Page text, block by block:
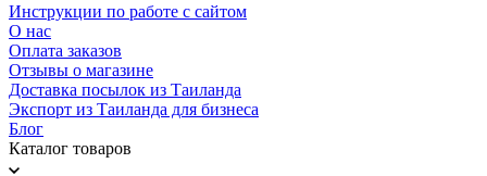
Инструкции по работе с сайтом
О нас
Оплата заказов
Отзывы о магазине
Доставка посылок из Таиланда
Экспорт из Таиланда для бизнеса
Блог
Каталог товаров